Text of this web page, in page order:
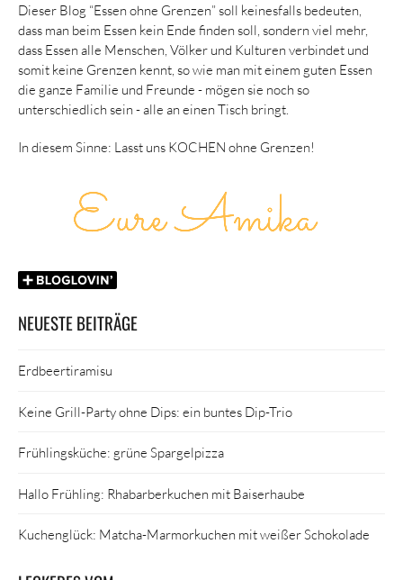
Dieser Blog “Essen ohne Grenzen” soll keinesfalls bedeuten,
dass man beim Essen kein Ende finden soll, sondern viel mehr,
dass Essen alle Menschen, Völker und Kulturen verbindet und
somit keine Grenzen kennt, so wie man mit einem guten Essen
die ganze Familie und Freunde - mögen sie noch so
unterschiedlich sein - alle an einen Tisch bringt.
In diesem Sinne: Lasst uns KOCHEN ohne Grenzen!
NEUESTE BEITRÄGE
Erdbeertiramisu
Keine Grill-Party ohne Dips: ein buntes Dip-Trio
Frühlingsküche: grüne Spargelpizza
Hallo Frühling: Rhabarberkuchen mit Baiserhaube
Kuchenglück: Matcha-Marmorkuchen mit weißer Schokolade